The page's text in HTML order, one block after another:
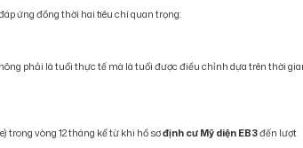
đáp ứng đồng thời hai tiêu chí quan trọng:
phải là tuổi thực tế mà là tuổi được điều chỉnh dựa trên thời
trong vòng 12 tháng kể từ khi hồ sơđịnh cư Mỹ diện EB3đến lượt